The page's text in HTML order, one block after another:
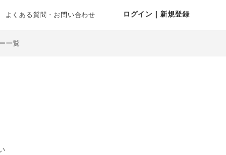
よくある質問・お問い合わせ ログイン｜新規登録
一覧